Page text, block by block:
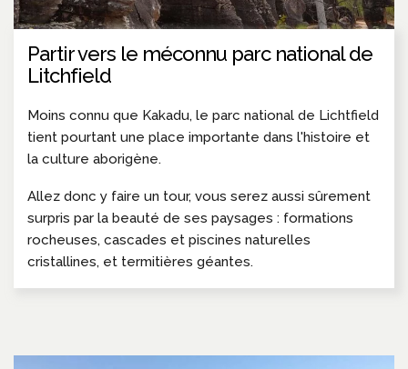
Partir vers le méconnu parc national de
Litchfield
Moins connu que Kakadu, le parc national de Lichtfield
tient pourtant une place importante dans l'histoire et
la culture aborigène.
Allez donc y faire un tour, vous serez aussi sûrement
surpris par la beauté de ses paysages : formations
rocheuses, cascades et piscines naturelles
cristallines, et termitières géantes.